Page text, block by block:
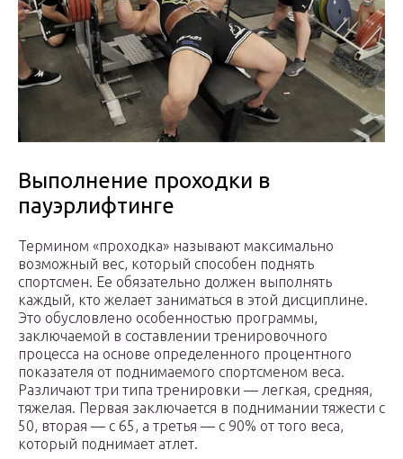
Выполнение проходки в
пауэрлифтинге
Термином «проходка» называют максимально
возможный вес, который способен поднять
спортсмен. Ее обязательно должен выполнять
каждый, кто желает заниматься в этой дисциплине.
Это обусловлено особенностью программы,
заключаемой в составлении тренировочного
процесса на основе определенного процентного
показателя от поднимаемого спортсменом веса.
Различают три типа тренировки — легкая, средняя,
тяжелая. Первая заключается в поднимании тяжести с
50, вторая — с 65, а третья — с 90% от того веса,
который поднимает атлет.